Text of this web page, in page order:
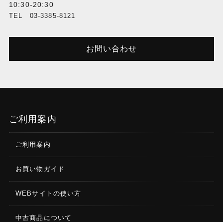
10:30-20:30
TEL 03-3385-8121
お問い合わせ
ご利用案内
ご利用案内
お買い物ガイド
WEBサイトの使い方
中古商品について